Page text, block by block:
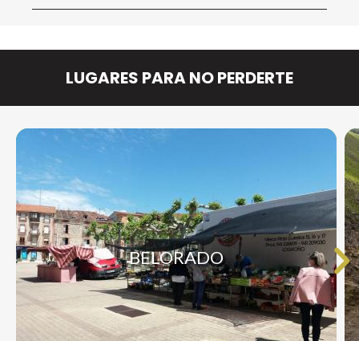
LUGARES PARA NO PERDERTE
BELORADO